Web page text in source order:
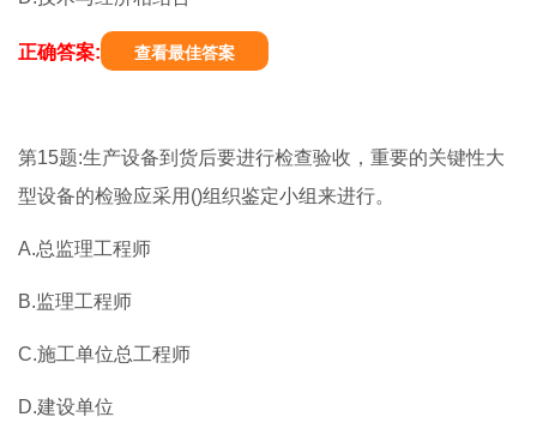
正确答案: 查看最佳答案
第15题:生产设备到货后要进行检查验收，重要的关键性大
型设备的检验应采用()组织鉴定小组来进行。
A.总监理工程师
B.监理工程师
C.施工单位总工程师
D.建设单位